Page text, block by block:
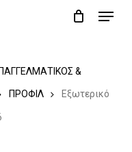
Menu
&
ΠΡΟΦΙΛ Εξωτερικό